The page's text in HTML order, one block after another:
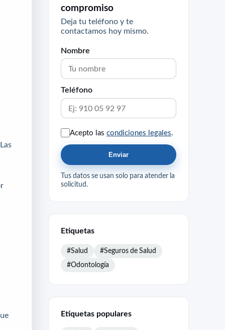
compromiso
Deja tu teléfono y te
contactamos hoy mismo.
Nombre
Teléfono
Acepto las condiciones legales
Enviar
Tus datos se usan solo para atender la
solicitud.
Etiquetas
#Salud #Seguros de Salud
#Odontología
Etiquetas populares